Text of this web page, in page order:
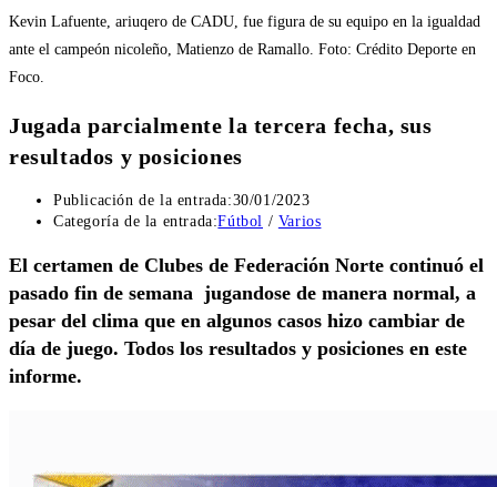
Kevin Lafuente, ariuqero de CADU, fue figura de su equipo en la igualdad
ante el campeón nicoleño, Matienzo de Ramallo. Foto: Crédito Deporte en
Foco.
Jugada parcialmente la tercera fecha, sus
resultados y posiciones
Publicación de la entrada:30/01/2023
Categoría de la entrada:Fútbol / Varios
El certamen de Clubes de Federación Norte continuó el
pasado fin de semana jugandose de manera normal, a
pesar del clima que en algunos casos hizo cambiar de
día de juego. Todos los resultados y posiciones en este
informe.